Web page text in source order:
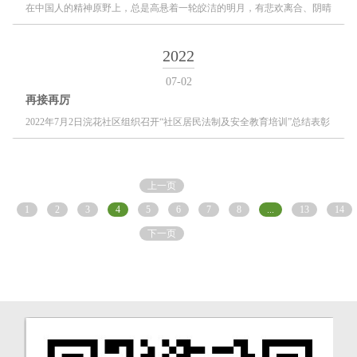
在中国人的精神原野上，总是高悬着一轮皎洁的明月，有悲欢离合、阴晴
圆缺的咏叹，也有怀远望乡。在这些日子里，置蜀怀着深厚的情意，带着
2022
07-02
再接再厉
2022年7月2日浣花社区组织召开“社区居民法制及安全教育培训”总结表彰
会，置蜀物业驻水木光华项目管理者受邀参加，积极配合街道社区院落治
上一页
1 2 3 4 5 6 7 8 ... 13 14
下一页